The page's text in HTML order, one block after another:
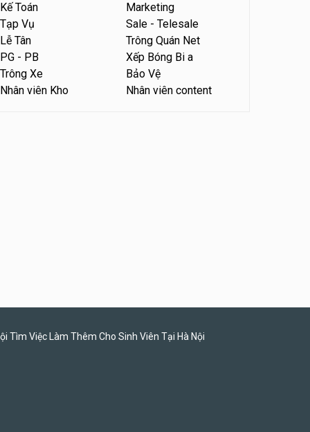
Tuyển nhân viên pha chế,
phục vụ bàn
SNACK BAR NHẬT
Tuyển quản lý, kế toán ca,
bếp, bếp chính lương cao
Kế Toán
Marketing
Tạp Vụ
Sale - Telesale
Lễ Tân
Trông Quán Net
PG - PB
Xếp Bóng Bi a
Trông Xe
Bảo Vệ
Nhân viên Kho Nhân viên content
Tìm Việc Làm Thêm Cho Sinh Viên Tại Hà Nội